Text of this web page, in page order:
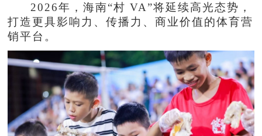
2026年，海南“村 VA”将延续高光态势，
打造更具影响力、传播力、商业价值的体育营
销平台。